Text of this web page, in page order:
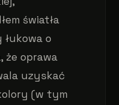
światła
o
że oprawa
uzyskać
(w tym